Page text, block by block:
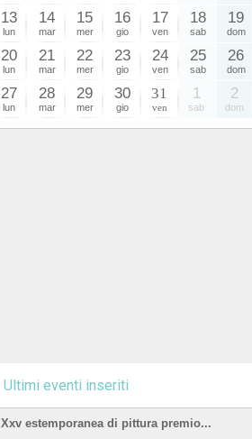
13
lun
14
mar
15
mer
16
gio
17
ven
18
sab
19
dom
20
lun
21
mar
22
mer
23
gio
24
ven
25
sab
26
dom
27
lun
28
mar
29
mer
30
gio
31
ven
1
sab
2
dom
Ultimi eventi inseriti
Xxv estemporanea di pittura premio...